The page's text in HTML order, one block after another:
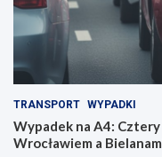
TRANSPORT WYPADKI
Wypadek na A4:
Wrocławiem a